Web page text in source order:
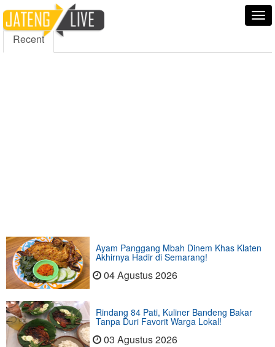
5000 Fans Followers
Recent
Ayam Panggang Mbah Dinem Khas Klaten
Akhirnya Hadir di Semarang!
04 Agustus 2026
Rindang 84 Pati, Kuliner Bandeng Bakar
Tanpa Duri Favorit Warga Lokal!
03 Agustus 2026